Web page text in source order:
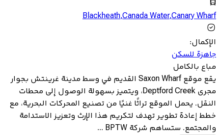
Blackheath,Canada Water,Canary Wharf
الإكمال:
جاهزة للسكن
مباع بالكامل
يقع موقع Saxon Wharf القديم في وسط مدينة غرينتش بجوار
مجرى Deptford Creek، ويتميز بسهولة الوصول إلى محطات
النقل. يحمل الموقع تراثًا غنيًا من تصنيع المحركات البحرية، مع
خطط إعادة تطوير تهدف لتكريم هذا الإرث وتعزيز الاستدامة
والمجتمع. ستساهم شركة BPTW ...